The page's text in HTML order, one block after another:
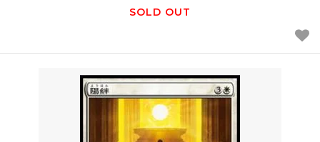
SOLD OUT